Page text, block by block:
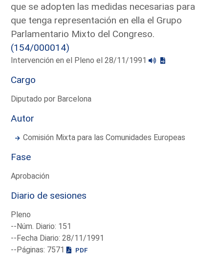
que se adopten las medidas necesarias para
que tenga representación en ella el Grupo
Parlamentario Mixto del Congreso.
(154/000014)
Intervención en el Pleno el 28/11/1991
Cargo
Diputado por Barcelona
Autor
Comisión Mixta para las Comunidades Europeas
Fase
Aprobación
Diario de sesiones
Pleno
--Núm. Diario: 151
--Fecha Diario: 28/11/1991
--Páginas: 7571
PDF